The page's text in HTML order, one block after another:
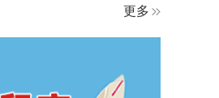
更多